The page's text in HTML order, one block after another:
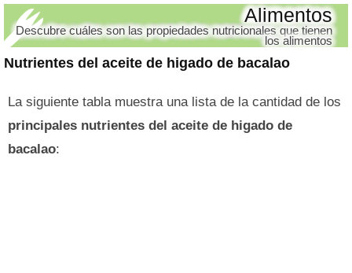
Nutrientes del aceite de higado de bacalao
Alimentos
Descubre cuáles son las propiedades nutricionales que tienen
los alimentos
La siguiente tabla muestra una lista de la cantidad de los
principales nutrientes del aceite de higado de
bacalao: